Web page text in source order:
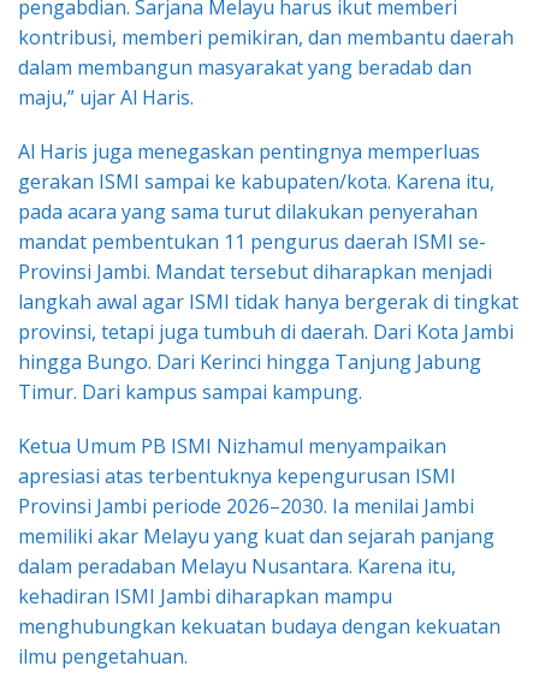
pengabdian. Sarjana Melayu harus ikut memberi
kontribusi, memberi pemikiran, dan membantu daerah
dalam membangun masyarakat yang beradab dan
maju,” ujar Al Haris.
Al Haris juga menegaskan pentingnya memperluas
gerakan ISMI sampai ke kabupaten/kota. Karena itu,
pada acara yang sama turut dilakukan penyerahan
mandat pembentukan 11 pengurus daerah ISMI se-
Provinsi Jambi. Mandat tersebut diharapkan menjadi
langkah awal agar ISMI tidak hanya bergerak di tingkat
provinsi, tetapi juga tumbuh di daerah. Dari Kota Jambi
hingga Bungo. Dari Kerinci hingga Tanjung Jabung
Timur. Dari kampus sampai kampung.
Ketua Umum PB ISMI Nizhamul menyampaikan
apresiasi atas terbentuknya kepengurusan ISMI
Provinsi Jambi periode 2026–2030. Ia menilai Jambi
memiliki akar Melayu yang kuat dan sejarah panjang
dalam peradaban Melayu Nusantara. Karena itu,
kehadiran ISMI Jambi diharapkan mampu
menghubungkan kekuatan budaya dengan kekuatan
ilmu pengetahuan.